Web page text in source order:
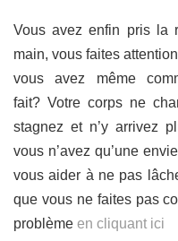
Vous avez enfin pris la
main, vous faites
vous avez même
fait? Votre corps ne
stagnez et n’y arrivez
vous n’avez qu’une
vous aider à ne pas
que vous ne faites pas
problème en cliquant ici